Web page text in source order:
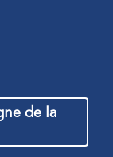
de la